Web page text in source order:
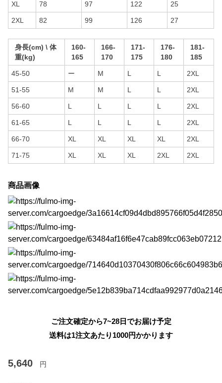
XL 78 97 122 25
2XL 82 99 126 27
身長(cm) \ 体
重(kg)
160-
165
166-
170
171-
175
176-
180
181-
185
45-50 ー M L L 2XL
51-55 M M L L 2XL
56-60 L L L L 2XL
61-65 L L L L 2XL
66-70 XL XL XL XL 2XL
71-75 XL XL XL 2XL 2XL
商品画像
ご注文確定から7~28日でお届け予定
送料は1注文あたり 1000円かかります
5,640 円